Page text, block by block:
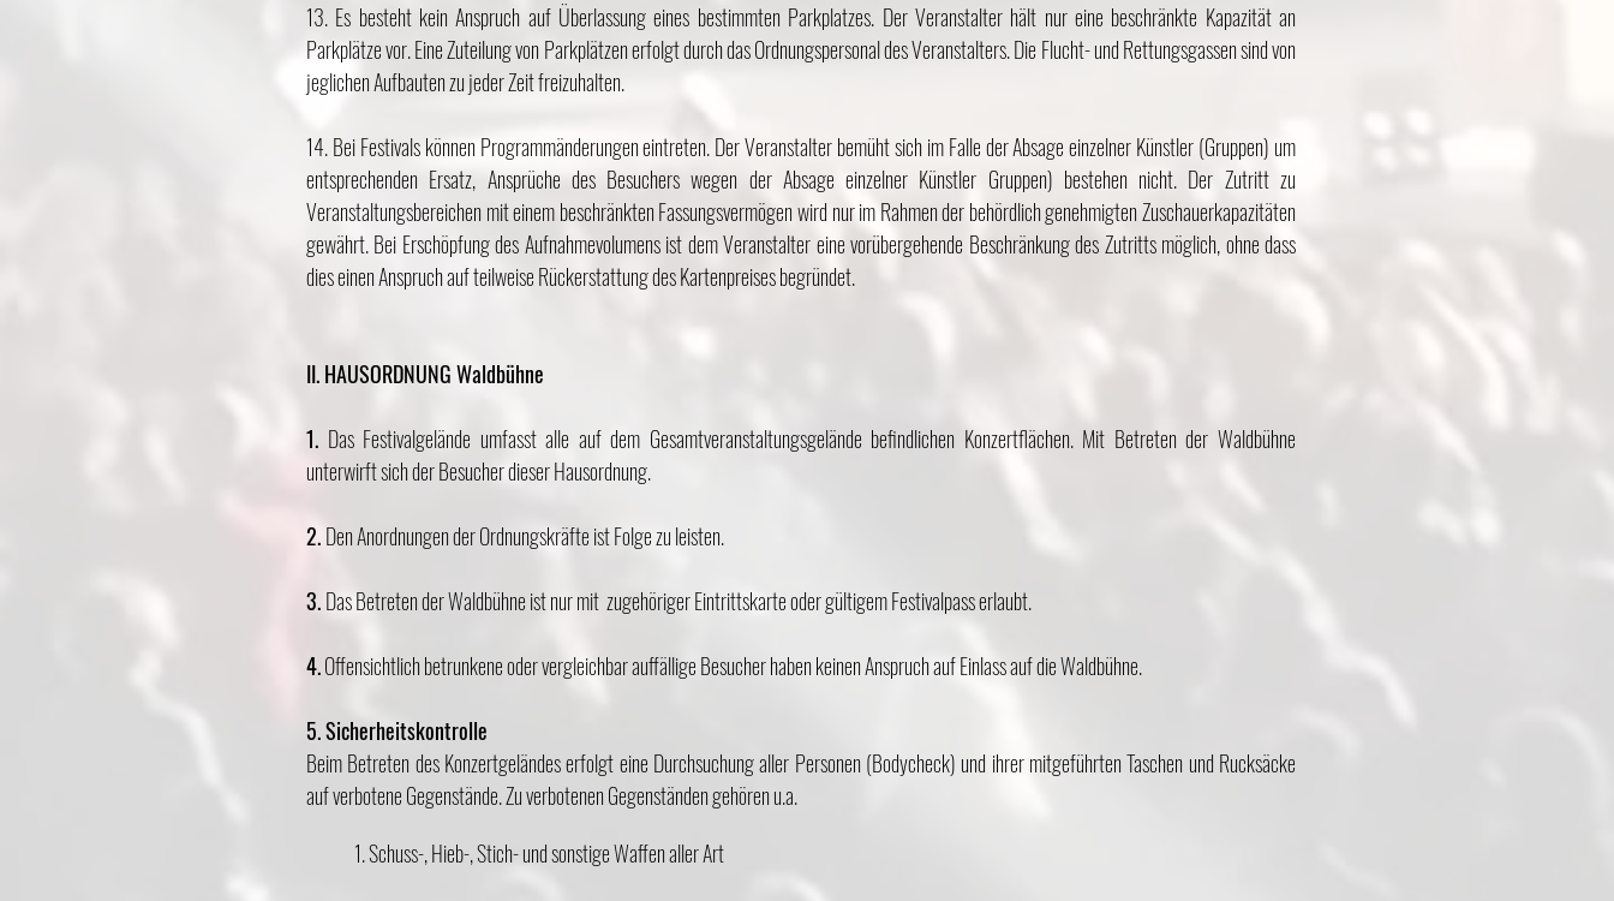
13. Es besteht kein Anspruch auf Überlassung eines bestimmten Parkplatzes. Der Veranstalter hält nur eine beschränkte Kapazität an
Parkplätze vor. Eine Zuteilung von Parkplätzen erfolgt durch das Ordnungspersonal des Veranstalters. Die Flucht- und Rettungsgassen sind von
jeglichen Aufbauten zu jeder Zeit freizuhalten.
14. Bei Festivals können Programmänderungen eintreten. Der Veranstalter bemüht sich im Falle der Absage einzelner Künstler (Gruppen) um
entsprechenden Ersatz, Ansprüche des Besuchers wegen der Absage einzelner Künstler Gruppen) bestehen nicht. Der Zutritt zu
Veranstaltungsbereichen mit einem beschränkten Fassungsvermögen wird nur im Rahmen der behördlich genehmigten Zuschauerkapazitäten
gewährt. Bei Erschöpfung des Aufnahmevolumens ist dem Veranstalter eine vorübergehende Beschränkung des Zutritts möglich, ohne dass
dies einen Anspruch auf teilweise Rückerstattung des Kartenpreises begründet.
II. HAUSORDNUNG Waldbühne
1. Das Festivalgelände umfasst alle auf dem Gesamtveranstaltungsgelände befindlichen Konzertflächen. Mit Betreten der Waldbühne
unterwirft sich der Besucher dieser Hausordnung.
2.Den Anordnungen der Ordnungskräfte ist Folge zu leisten.
3.Das Betreten der Waldbühne ist nur mit zugehöriger Eintrittskarte oder gültigem Festivalpass erlaubt.
4.Offensichtlich betrunkene oder vergleichbar auffällige Besucher haben keinen Anspruch auf Einlass auf die Waldbühne.
5. Sicherheitskontrolle
Beim Betreten des Konzertgeländes erfolgt eine Durchsuchung aller Personen (Bodycheck) und ihrer mitgeführten Taschen und Rucksäcke
auf verbotene Gegenstände. Zu verbotenen Gegenständen gehören u.a.
1. Schuss-, Hieb-, Stich- und sonstige Waffen aller Art